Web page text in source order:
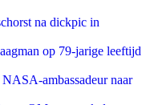
na dickpic in
op 79-jarige leeftijd
ambassadeur naar